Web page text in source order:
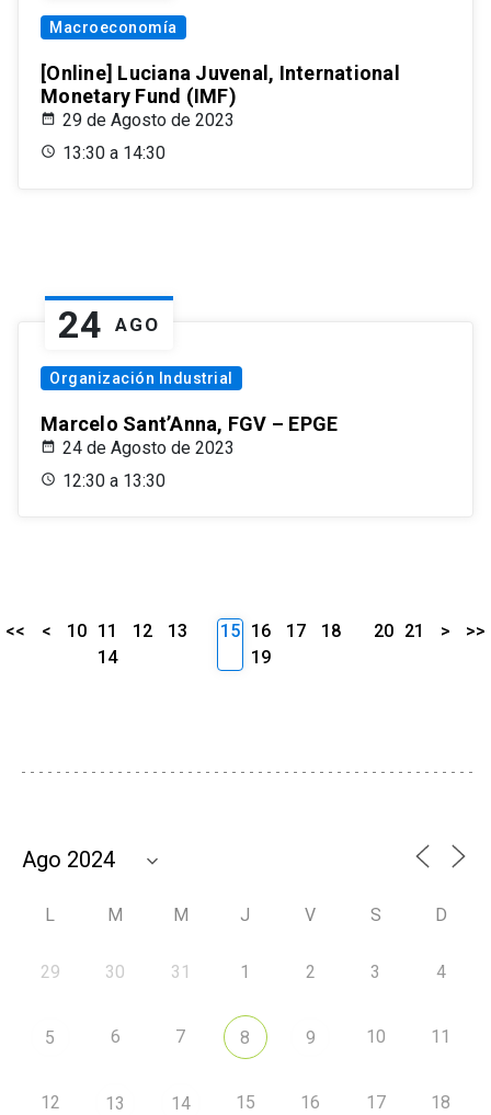
Macroeconomía
[Online] Luciana Juvenal, International
Monetary Fund (IMF)
29 de Agosto de 2023
13:30 a 14:30
24 AGO
Organización Industrial
Marcelo Sant’Anna, FGV – EPGE
24 de Agosto de 2023
12:30 a 13:30
<< < 10 11 12
13
14
15 16 17
18
19
20 21 > >>
L M M J V S D
29 30 31 1 2 3 4
5 6 7 8 9 10 11
12 13 14 15 16 17 18